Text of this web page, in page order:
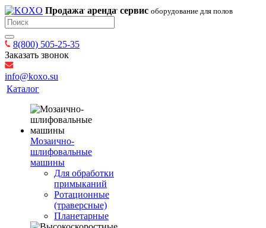
Продажа аренда сервис оборудование для полов
8(800) 505-25-35
Заказать звонок
info@koxo.su
Каталог
Мозаично-
шлифовальные
машины
Для обработки
примыканий
Ротационные
(траверсные)
Планетарные